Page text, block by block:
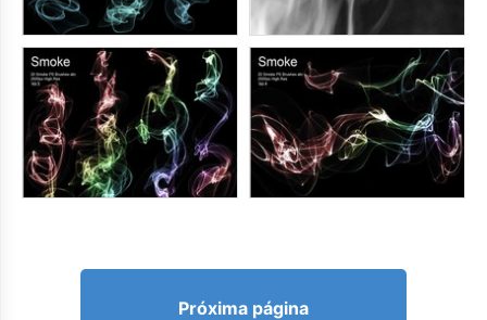
Próxima página